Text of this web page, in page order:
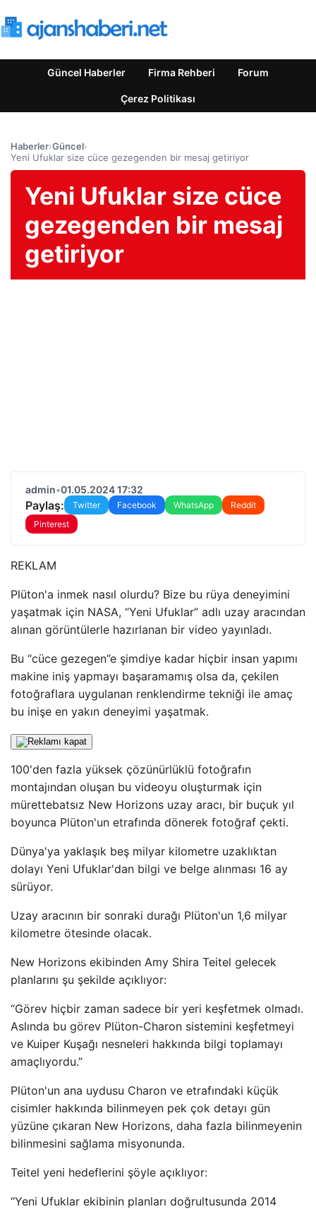
Güncel Haberler Firma Rehberi Forum
Çerez Politikası
Haberler›Güncel›
Yeni Ufuklar size cüce gezegenden bir mesaj getiriyor
Yeni Ufuklar size cüce
gezegenden bir mesaj
getiriyor
admin•01.05.2024 17:32
Paylaş: Twitter Facebook WhatsApp
Reddit
Pinterest
REKLAM
Plüton'a inmek nasıl olurdu? Bize bu rüya deneyimini
yaşatmak için NASA, “Yeni Ufuklar” adlı uzay aracından
alınan görüntülerle hazırlanan bir video yayınladı.
Bu “cüce gezegen”e şimdiye kadar hiçbir insan yapımı
makine iniş yapmayı başaramamış olsa da, çekilen
fotoğraflara uygulanan renklendirme tekniği ile amaç
bu inişe en yakın deneyimi yaşatmak.
100'den fazla yüksek çözünürlüklü fotoğrafın
montajından oluşan bu videoyu oluşturmak için
mürettebatsız New Horizons uzay aracı, bir buçuk yıl
boyunca Plüton'un etrafında dönerek fotoğraf çekti.
Dünya'ya yaklaşık beş milyar kilometre uzaklıktan
dolayı Yeni Ufuklar'dan bilgi ve belge alınması 16 ay
sürüyor.
Uzay aracının bir sonraki durağı Plüton'un 1,6 milyar
kilometre ötesinde olacak.
New Horizons ekibinden Amy Shira Teitel gelecek
planlarını şu şekilde açıklıyor:
“Görev hiçbir zaman sadece bir yeri keşfetmek olmadı.
Aslında bu görev Plüton-Charon sistemini keşfetmeyi
ve Kuiper Kuşağı nesneleri hakkında bilgi toplamayı
amaçlıyordu.”
Plüton'un ana uydusu Charon ve etrafındaki küçük
cisimler hakkında bilinmeyen pek çok detayı gün
yüzüne çıkaran New Horizons, daha fazla bilinmeyenin
bilinmesini sağlama misyonunda.
Teitel yeni hedeflerini şöyle açıklıyor:
“Yeni Ufuklar ekibinin planları doğrultusunda 2014